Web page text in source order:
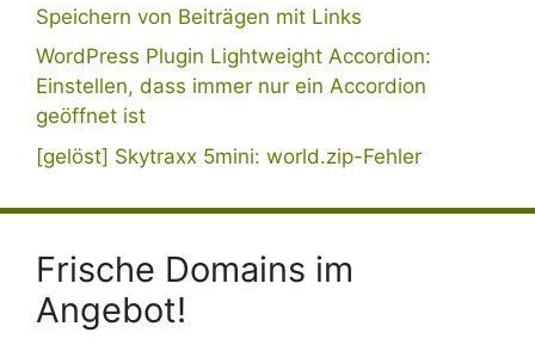
Speichern von Beiträgen mit Links
WordPress Plugin Lightweight Accordion:
Einstellen, dass immer nur ein Accordion
geöffnet ist
[gelöst] Skytraxx 5mini: world.zip-Fehler
Frische Domains im
Angebot!